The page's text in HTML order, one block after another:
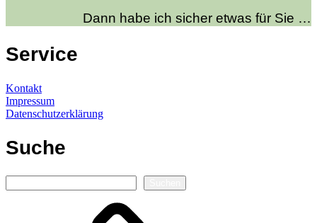
Dann habe ich sicher etwas für Sie …
Service
Kontakt
Impressum
Datenschutzerklärung
Suche